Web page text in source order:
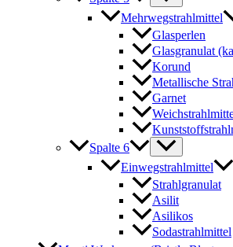
Mehrwegstrahlmittel
Glasperlen
Glasgranulat
Korund
Metallische
Garnet
Spalte 6
Einwegstrahlmittel
Strahlgranulat
Asilit
Asilikos
Sodastrahlmittel